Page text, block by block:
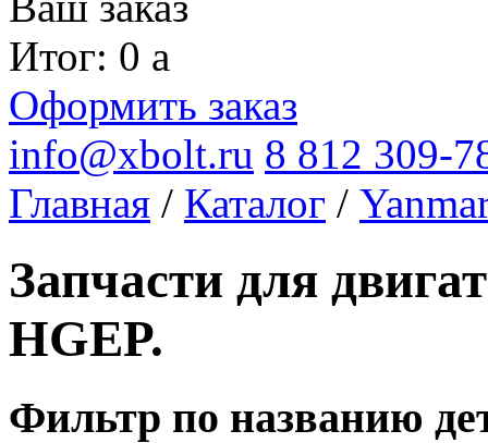
Итог: 0 a
Оформить заказ
info@xbolt.ru 8 812 309-
Главная / Каталог /
Запчасти для
HGEP.
Фильтр по названию